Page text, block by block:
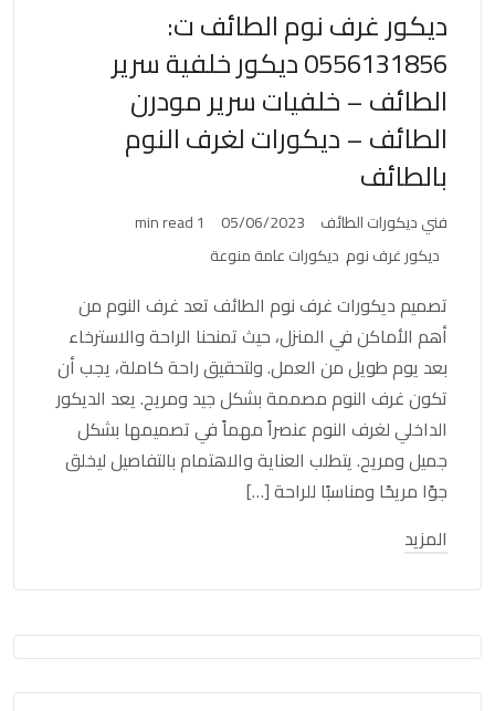
ديكور غرف نوم الطائف ت:
0556131856 ديكور خلفية سرير
الطائف – خلفيات سرير مودرن
الطائف – ديكورات لغرف النوم
بالطائف
فني ديكورات الطائف 05/06/2023
1 min read
ديكور غرف نوم ديكورات عامة منوعة
تصميم ديكورات غرف نوم الطائف تعد غرف النوم من
أهم الأماكن في المنزل، حيث تمنحنا الراحة والاسترخاء
بعد يوم طويل من العمل. ولتحقيق راحة كاملة، يجب أن
تكون غرف النوم مصممة بشكل جيد ومريح. يعد الديكور
الداخلي لغرف النوم عنصراً مهماً في تصميمها بشكل
جميل ومريح. يتطلب العناية والاهتمام بالتفاصيل ليخلق
جوًا مريحًا ومناسبًا للراحة […]
المزيد